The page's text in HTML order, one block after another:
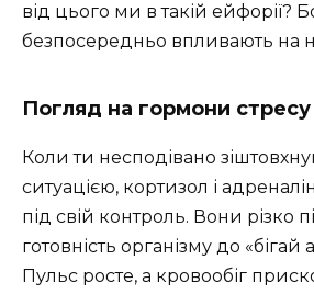
від цього ми в такій ейфорії?
безпосередньо впливають на
Погляд на гормони стресу
Коли ти несподівано
ситуацією, кортизол і
під свій контроль. Вони різко
готовність організму до «бігай
Пульс росте, а кровообіг